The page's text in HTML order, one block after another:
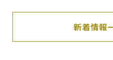
新着情報